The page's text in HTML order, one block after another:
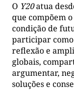
O Y20atua
que compõem o
condição de
participar como
reflexão e
globais,
argumentar,
soluções e